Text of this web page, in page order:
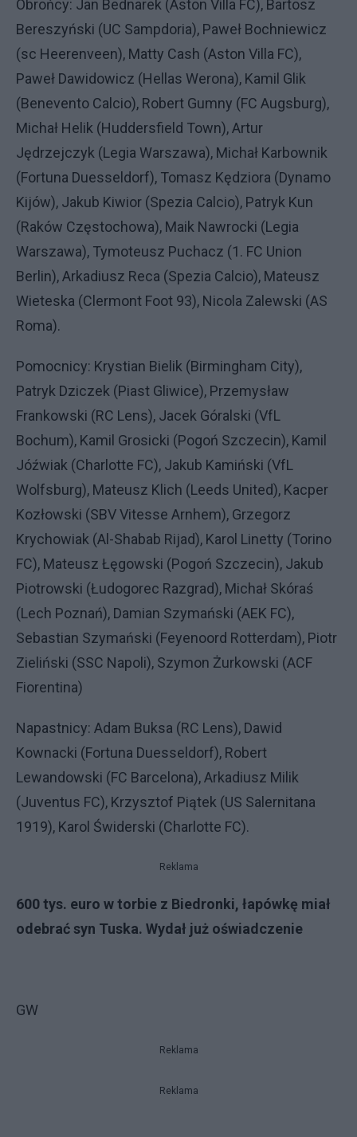
Obrońcy: Jan Bednarek (Aston Villa FC), Bartosz
Bereszyński (UC Sampdoria), Paweł Bochniewicz
(sc Heerenveen), Matty Cash (Aston Villa FC),
Paweł Dawidowicz (Hellas Werona), Kamil Glik
(Benevento Calcio), Robert Gumny (FC Augsburg),
Michał Helik (Huddersfield Town), Artur
Jędrzejczyk (Legia Warszawa), Michał Karbownik
(Fortuna Duesseldorf), Tomasz Kędziora (Dynamo
Kijów), Jakub Kiwior (Spezia Calcio), Patryk Kun
(Raków Częstochowa), Maik Nawrocki (Legia
Warszawa), Tymoteusz Puchacz (1. FC Union
Berlin), Arkadiusz Reca (Spezia Calcio), Mateusz
Wieteska (Clermont Foot 93), Nicola Zalewski (AS
Roma).
Pomocnicy: Krystian Bielik (Birmingham City),
Patryk Dziczek (Piast Gliwice), Przemysław
Frankowski (RC Lens), Jacek Góralski (VfL
Bochum), Kamil Grosicki (Pogoń Szczecin), Kamil
Jóźwiak (Charlotte FC), Jakub Kamiński (VfL
Wolfsburg), Mateusz Klich (Leeds United), Kacper
Kozłowski (SBV Vitesse Arnhem), Grzegorz
Krychowiak (Al-Shabab Rijad), Karol Linetty (Torino
FC), Mateusz Łęgowski (Pogoń Szczecin), Jakub
Piotrowski (Łudogorec Razgrad), Michał Skóraś
(Lech Poznań), Damian Szymański (AEK FC),
Sebastian Szymański (Feyenoord Rotterdam), Piotr
Zieliński (SSC Napoli), Szymon Żurkowski (ACF
Fiorentina)
Napastnicy: Adam Buksa (RC Lens), Dawid
Kownacki (Fortuna Duesseldorf), Robert
Lewandowski (FC Barcelona), Arkadiusz Milik
(Juventus FC), Krzysztof Piątek (US Salernitana
1919), Karol Świderski (Charlotte FC).
Reklama
600 tys. euro w torbie z Biedronki, łapówkę miał
odebrać syn Tuska. Wydał już oświadczenie
GW
Reklama
Reklama